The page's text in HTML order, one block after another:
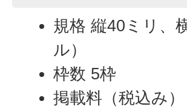
規格 縦40ミリ、
ル）
枠数 5枠
掲載料（税込み